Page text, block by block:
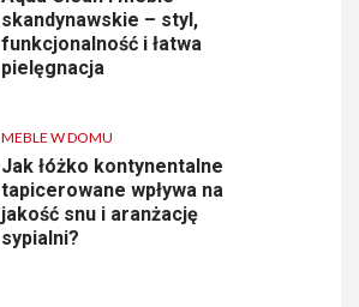
skandynawskie – styl,
funkcjonalność i łatwa
pielęgnacja
MEBLE W DOMU
Jak łóżko kontynentalne
tapicerowane wpływa na
jakość snu i aranżację
sypialni?